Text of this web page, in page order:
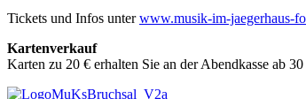
Tickets und Infos unterwww.musik-im-jaegerhaus-
Kartenverkauf
Karten zu 20 € erhalten Sie an der Abendkasse ab